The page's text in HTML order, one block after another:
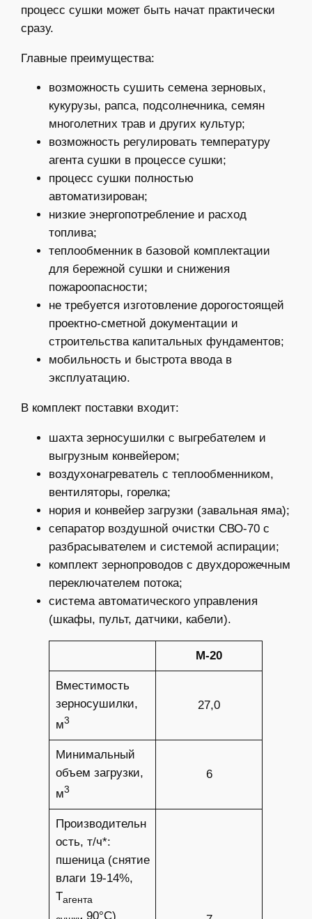
процесс сушки может быть начат практически
сразу.
Главные преимущества:
возможность сушить семена зерновых,
кукурузы, рапса, подсолнечника, семян
многолетних трав и других культур;
возможность регулировать температуру
агента сушки в процессе сушки;
процесс сушки полностью
автоматизирован;
низкие энергопотребление и расход
топлива;
теплообменник в базовой комплектации
для бережной сушки и снижения
пожароопасности;
не требуется изготовление дорогостоящей
проектно-сметной документации и
строительства капитальных фундаментов;
мобильность и быстрота ввода в
эксплуатацию.
В комплект поставки входит:
шахта зерносушилки с выгребателем и
выгрузным конвейером;
воздухонагреватель с теплообменником,
вентиляторы, горелка;
нория и конвейер загрузки (завальная яма);
сепаратор воздушной очистки СВО-70 с
разбрасывателем и системой аспирации;
комплект зернопроводов с двухдорожечным
переключателем потока;
система автоматического управления
(шкафы, пульт, датчики, кабели).
М-20
Вместимость
зерносушилки,
м3
27,0
Минимальный
объем загрузки,
м3
6
Производительн
ость, т/ч*:
пшеница (снятие
влаги 19-14%,
Тагента
90°С)